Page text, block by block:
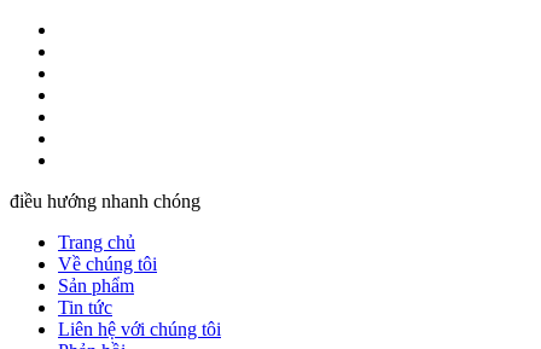
điều hướng nhanh chóng
Trang chủ
Về chúng tôi
Sản phẩm
Tin tức
Liên hệ với chúng tôi